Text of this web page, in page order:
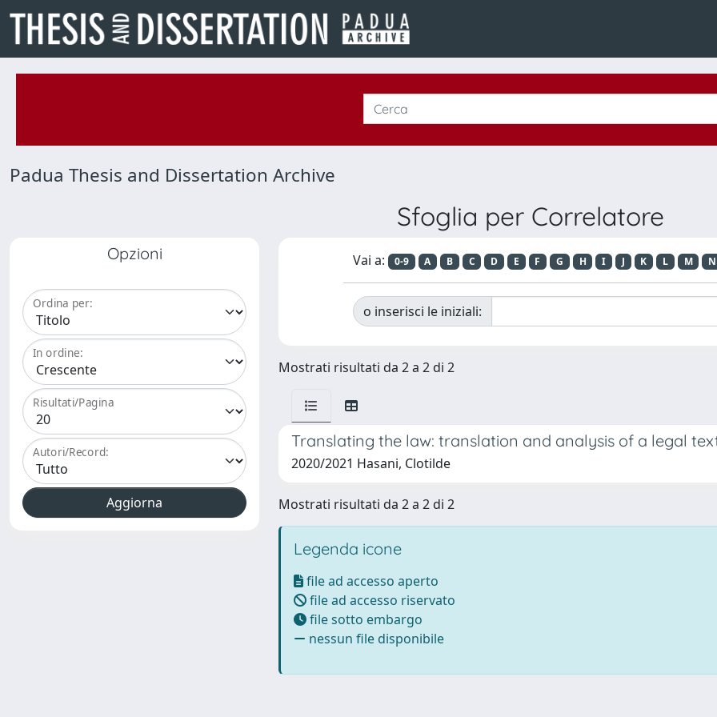
Padua Thesis and Dissertation Archive
Sfoglia per Correlatore
Opzioni
Ordina per:
In ordine:
Risultati/Pagina
Autori/Record:
Vai a: 0-9 A B C D E F G H I J K L M N
o inserisci le iniziali:
Mostrati risultati da 2 a 2 di 2
Translating the law: translation and analysis of a legal
2020/2021 Hasani, Clotilde
Mostrati risultati da 2 a 2 di 2
Legenda icone
file ad accesso aperto
file ad accesso riservato
file sotto embargo
nessun file disponibile